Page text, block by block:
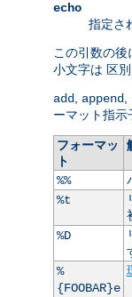
echo
指定さ
この引数の
小文字は 区
add append
ーマット指示
フォーマッ
ト
%%
%t
%D
%
{FOOBAR}e